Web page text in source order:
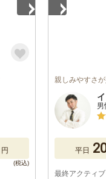
円
親しみやすさ
平日
最終アクティ